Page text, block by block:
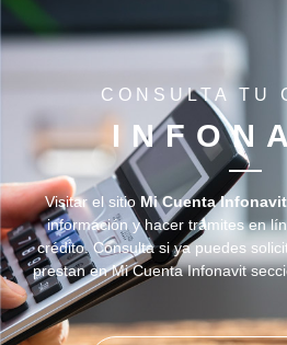
CONSULTA TU
Visitar el sitioMi Cuenta Infonavit
información y hacer trámites en
crédito. Consulta si ya puedes
prestan en Mi Cuenta Infonavit